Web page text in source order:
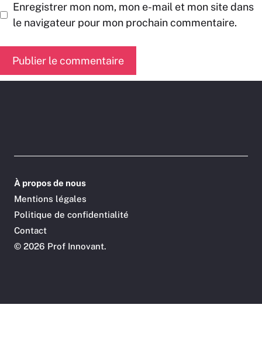
Enregistrer mon nom, mon e-mail et mon site dans
le navigateur pour mon prochain commentaire.
© 2026 Prof Innovant.
À propos de nous
Mentions légales
Politique de confidentialité
Contact